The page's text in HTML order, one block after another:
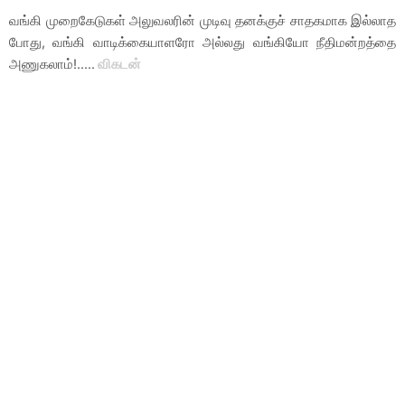
வங்கி முறைகேடுகள் அலுவலரின் முடிவு தனக்குச் சாதகமாக இல்லாத
போது, வங்கி வாடிக்கையாளரோ அல்லது வங்கியோ நீதிமன்றத்தை
அணுகலாம்!..... விகடன்